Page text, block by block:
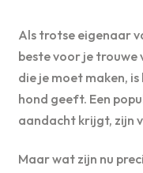
Als trotse eigenaar
beste voor je trouwe
die je moet maken,
hond geeft. Een
aandacht krijgt, zijn
Maar wat zijn nu